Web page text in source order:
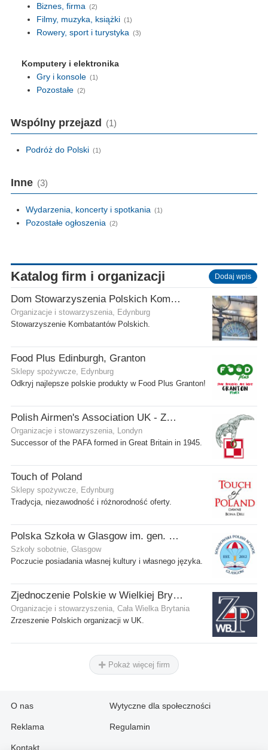
Biznes, firma (2)
Filmy, muzyka, książki (1)
Rowery, sport i turystyka (3)
Komputery i elektronika
Gry i konsole (1)
Pozostałe (2)
Wspólny przejazd (1)
Podróż do Polski (1)
Inne (3)
Wydarzenia, koncerty i spotkania (1)
Pozostałe ogłoszenia (2)
Katalog firm i organizacji Dodaj wpis
Dom Stowarzyszenia Polskich Kombatantów (SPK) w Edynburgu
Organizacje i stowarzyszenia, Edynburg
Stowarzyszenie Kombatantów Polskich.
Food Plus Edinburgh, Granton
Sklepy spożywcze, Edynburg
Odkryj najlepsze polskie produkty w Food Plus Granton!
Polish Airmen's Association UK - Związek Lotników Polskich WB
Organizacje i stowarzyszenia, Londyn
Successor of the PAFA formed in Great Britain in 1945.
Touch of Poland
Sklepy spożywcze, Edynburg
Tradycja, niezawodność i różnorodność oferty.
Polska Szkoła w Glasgow im. gen. Stanisława Sosabowskiego
Szkoły sobotnie, Glasgow
Poczucie posiadania własnej kultury i własnego języka.
Zjednoczenie Polskie w Wielkiej Brytanii
Organizacje i stowarzyszenia, Cała Wielka Brytania
Zrzeszenie Polskich organizacji w UK.
Pokaż więcej firm
O nas
Reklama
Kontakt
Wytyczne dla społeczności
Regulamin